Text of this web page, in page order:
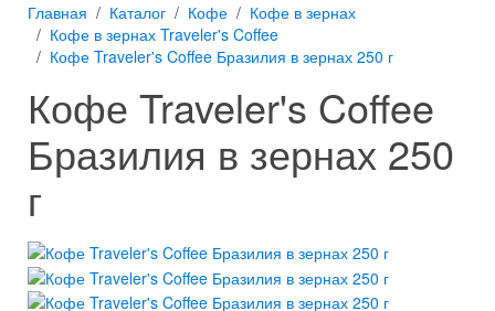
Главная
Каталог Кофе
Кофе в зернах
Кофе в зернах Traveler's Coffee
Кофе Traveler's Coffee Бразилия в зернах 250 г
Кофе Traveler's Coffee
Бразилия в зернах 250
г